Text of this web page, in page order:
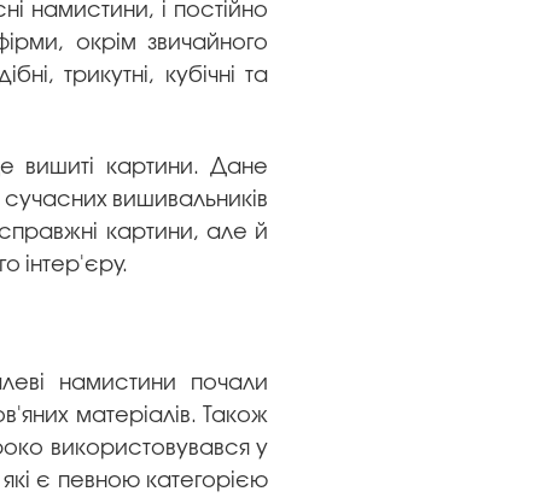
намистини, і постійно
окрім звичайного
трикутні, кубічні та
вишиті картини. Дане
вишивальників
картини, але й
інтер'єру.
намистини почали
матеріалів. Також
використовувався у
є певною категорією